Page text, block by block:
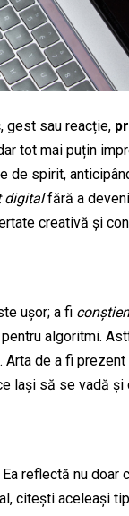
gest sau reacție,
tot mai puțin
de spirit,
digitalfără a deveni
creativă și
ușor; a fi
algoritmi.
de a fi
lași să se vadă și
reflectă nu doar
citești aceleași